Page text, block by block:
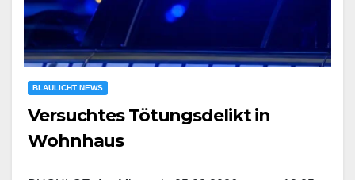
BLAULICHT NEWS
Versuchtes Tötungsdelikt in
Wohnhaus